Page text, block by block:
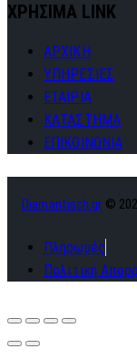
ΧΡΗΣΙΜΑ LINK
ΑΡΧΙΚΗ
ΥΠΗΡΕΣΙΕΣ
ΕΤΑΙΡΙΑ
ΚΑΤΑΣΤΗΜΑ
ΕΠΙΚΟΙΝΩΝΙΑ
Diamantisch.gr ©
Πληρωμές
Πολιτική